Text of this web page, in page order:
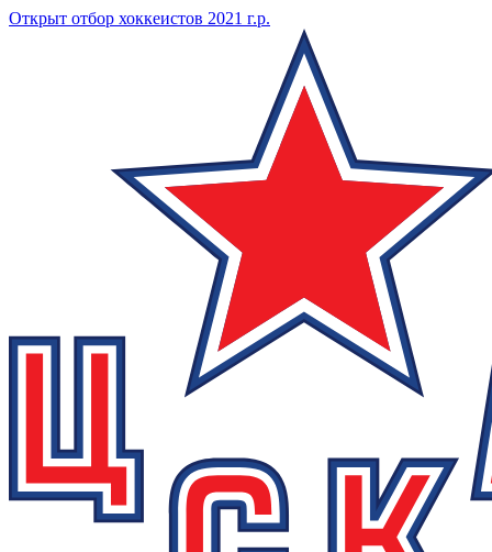
Открыт отбор хоккеистов 2021 г.р.